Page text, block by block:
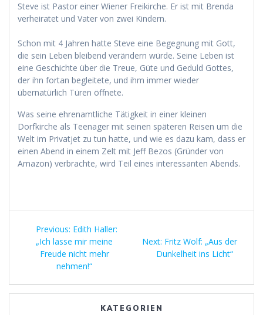
Steve ist Pastor einer Wiener Freikirche. Er ist mit Brenda
verheiratet und Vater von zwei Kindern.
Schon mit 4 Jahren hatte Steve eine Begegnung mit Gott,
die sein Leben bleibend verändern würde. Seine Leben ist
eine Geschichte über die Treue, Güte und Geduld Gottes,
der ihn fortan begleitete, und ihm immer wieder
übernatürlich Türen öffnete.
Was seine ehrenamtliche Tätigkeit in einer kleinen
Dorfkirche als Teenager mit seinen späteren Reisen um die
Welt im Privatjet zu tun hatte, und wie es dazu kam, dass er
einen Abend in einem Zelt mit Jeff Bezos (Gründer von
Amazon) verbrachte, wird Teil eines interessanten Abends.
Beitragsnavigation
Previous: Previous
post:
Edith Haller:
„Ich lasse mir meine
Freude nicht mehr
nehmen!“
Next: Next
post:
Fritz Wolf: „Aus der
Dunkelheit ins Licht“
KATEGORIEN